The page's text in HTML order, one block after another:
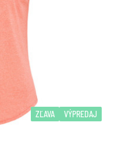
ZĽAVA VÝPREDAJ